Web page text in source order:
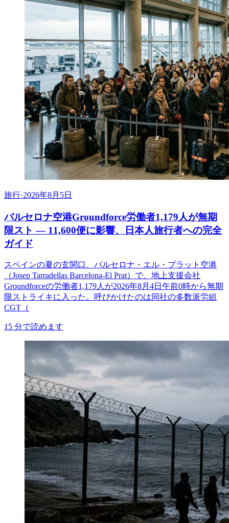
旅行·2026年8月5日
バルセロナ空港Groundforce労働者1,179人が無期
限スト ― 11,600便に影響、日本人旅行者への完全
ガイド
スペインの夏の玄関口、バルセロナ・エル・プラット空港
（Josep Tarradellas Barcelona-El Prat）で、地上支援会社
Groundforceの労働者1,179人が2026年8月4日午前0時から無期
限ストライキに入った。呼びかけたのは同社の多数派労組
CGT（
15 分で読めます